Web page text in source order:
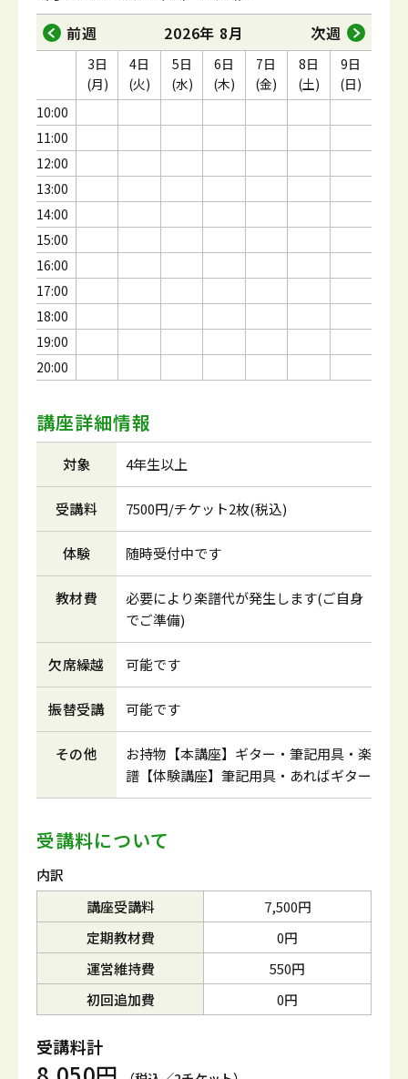
前週 2026年 8月 次週
10:00
11:00
12:00
13:00
14:00
15:00
16:00
17:00
18:00
19:00
20:00
3日
(月)
4日
(火)
5日
(水)
6日
(木)
7日
(金)
8日
(土)
9日
(日)
講座詳細情報
対象 4年生以上
受講料 7500円/チケット2枚(税込)
体験 随時受付中です
教材費
必要により楽譜代が発生します(ご自身
でご準備)
欠席繰越 可能です
振替受講 可能です
その他
お持物【本講座】ギター・筆記用具・楽
譜【体験講座】筆記用具・あればギター
受講料について
内訳
講座受講料
7,500円
定期教材費
0円
運営維持費
550円
初回追加費
0円
受講料計